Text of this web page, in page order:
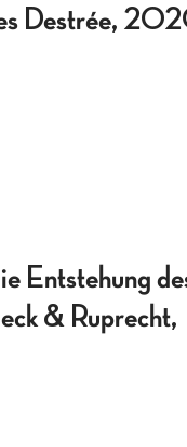
Destrée,
Entstehung
& Ruprecht,